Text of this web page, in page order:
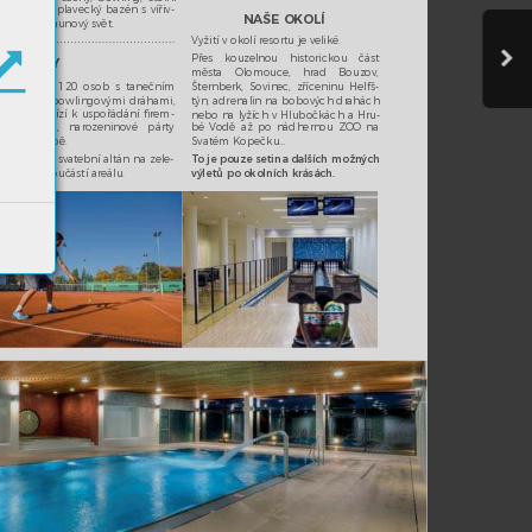
NAŠE OKOLÍ
Vyžití v okolí resortu je veliké.
Přes kouzelnou historickou část
města Olomouce, hrad Bouzov,
Šternberk, Sovinec, zříceninu Helfš-
týn, adrenalin na bobových drahách
nebo na lyžích v Hlubočkách a Hru-
bé Vodě až po nádhernou ZOO na
Svatém Kopečku…
o je pouze setina dalších možných
výletů po okolních krásách.
ﬁtness, plavecký ba zén s vířiv-
elký saunový svět.
pro až 120 osob s tanečním
em a bowlingovými dráhami,
přímo vybízí k uspořádání ﬁrem-
večírku, narozeninové párty
ke sv
atbě.
věný svatební altán na zele-
louce je součástí areálu.
SV TBY